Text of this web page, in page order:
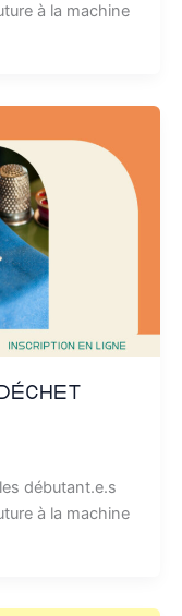
à la machine
débutant.e.s
à la machine